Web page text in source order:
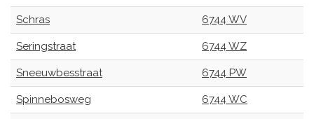
Schras 6744 WV
Seringstraat 6744 WZ
Sneeuwbesstraat 6744 PW
Spinnebosweg 6744 WC